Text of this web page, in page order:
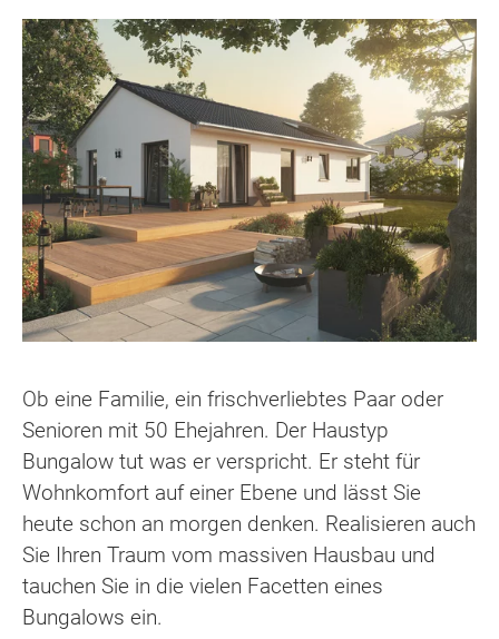
Ob eine Familie, ein frischverliebtes Paar oder
Senioren mit 50 Ehejahren. Der Haustyp
Bungalow tut was er verspricht. Er steht für
Wohnkomfort auf einer Ebene und lässt Sie
heute schon an morgen denken. Realisieren auch
Sie Ihren Traum vom massiven Hausbau und
tauchen Sie in die vielen Facetten eines
Bungalows ein.